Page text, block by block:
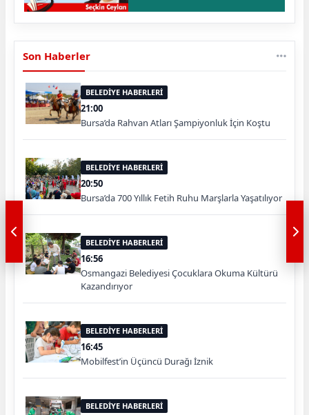
Son Haberler
BELEDİYE HABERLERİ
21:00
Bursa’da Rahvan Atları Şampiyonluk İçin Koştu
BELEDİYE HABERLERİ
20:50
Bursa’da 700 Yıllık Fetih Ruhu Marşlarla Yaşatılıyor
BELEDİYE HABERLERİ
16:56
Osmangazi Belediyesi Çocuklara Okuma Kültürü
Kazandırıyor
BELEDİYE HABERLERİ
16:45
Mobilfest’in Üçüncü Durağı İznik
BELEDİYE HABERLERİ